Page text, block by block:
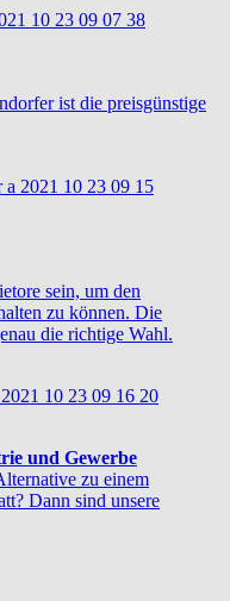
ist die preisgünstige
sein, um den
zu können. Die
die richtige Wahl.
und Gewerbe
zu einem
Dann sind unsere